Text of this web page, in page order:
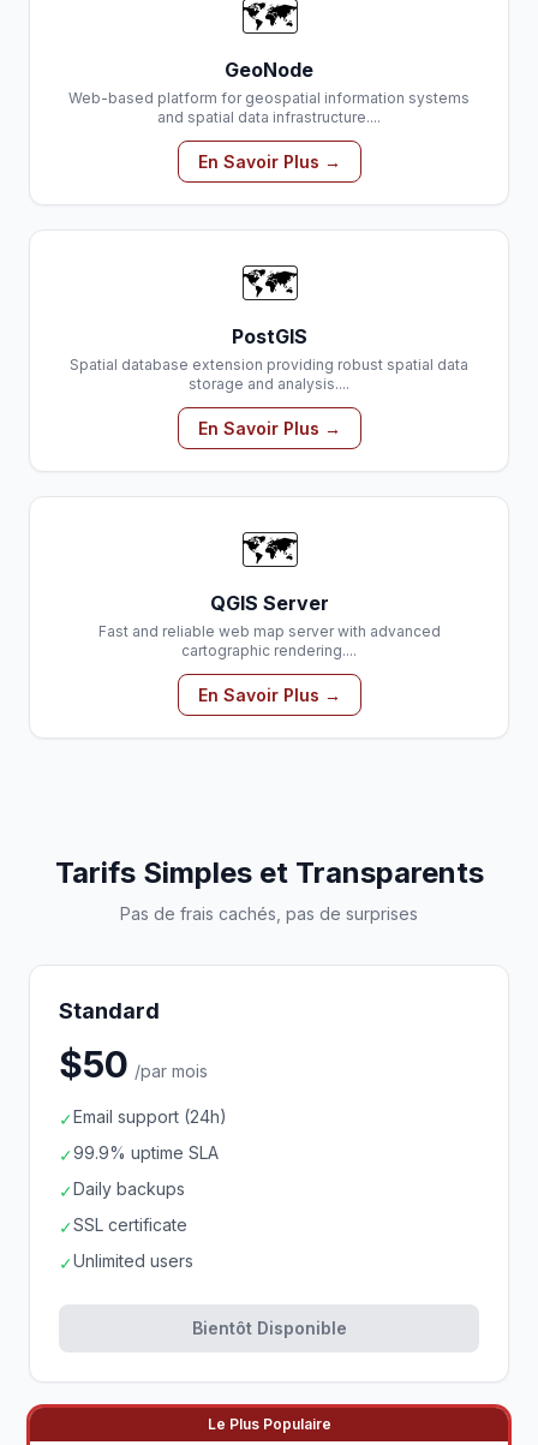
🗺️
GeoNode
Web-based platform for geospatial information systems
and spatial data infrastructure....
En Savoir Plus →
🗺️
PostGIS
Spatial database extension providing robust spatial data
storage and analysis....
En Savoir Plus →
🗺️
QGIS Server
Fast and reliable web map server with advanced
cartographic rendering....
En Savoir Plus →
Tarifs Simples et Transparents
Pas de frais cachés, pas de surprises
Standard
$50 /par mois
✓Email support (24h)
✓99.9% uptime SLA
✓Daily backups
✓SSL certificate
✓Unlimited users
Bientôt Disponible
Le Plus Populaire